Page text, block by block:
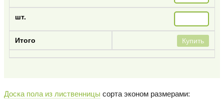
Купить
Доска пола из лиственницы сорта эконом размерами: